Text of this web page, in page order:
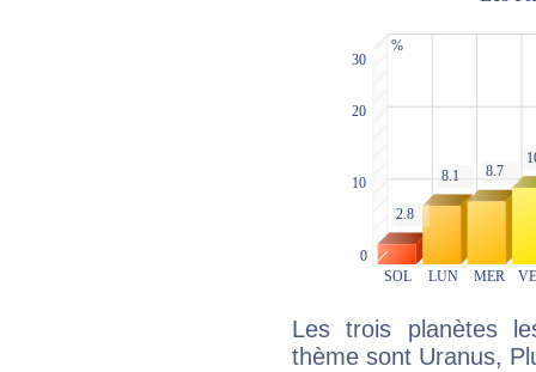
Les trois planètes
thème sont Uranus,